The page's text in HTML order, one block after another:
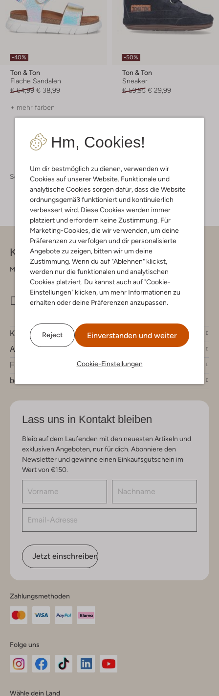
Hm, Cookies!
Um dir bestmöglich zu dienen, verwenden wir
Cookies auf unserer Website. Funktionale und
analytische Cookies sorgen dafür, dass die Website
ordnungsgemäß funktioniert und kontinuierlich
verbessert wird. Diese Cookies werden immer
platziert und erfordern keine Zustimmung. Für
Marketing-Cookies, die wir verwenden, um deine
Präferenzen zu verfolgen und dir personalisierte
Angebote zu zeigen, bitten wir um deine
Zustimmung. Wenn du auf "Ablehnen" klickst,
werden nur die funktionalen und analytischen
Cookies platziert. Du kannst auch auf "Cookie-
Einstellungen" klicken, um mehr Informationen zu
erhalten oder deine Präferenzen anzupassen.
Reject Einverstanden und weiter
Cookie-Einstellungen
-40%
Ton & Ton
Flache Sandalen
€ 64,99 € 38,99
+ mehr farben
-50%
Ton & Ton
Sneaker
€ 59,95 € 29,99
Schuhe Kinderschuhe Kinderschuhe Mädchen
Kontakt
Montag - Freitag 09:00 - 17:00 uur
info@omoda.de
Kundenservice
Account
Fashion News
bei Omoda
Lass uns in Kontakt bleiben
Bleib auf dem Laufenden mit den neuesten Artikeln und
exklusiven Angeboten, nur für dich. Abonniere den
Newsletter und gewinne einen Einkaufsgutschein im
Wert von €150.
Jetzt einschreiben
Zahlungsmethoden
Folge uns
Wähle dein Land